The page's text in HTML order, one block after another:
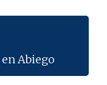
Abiego